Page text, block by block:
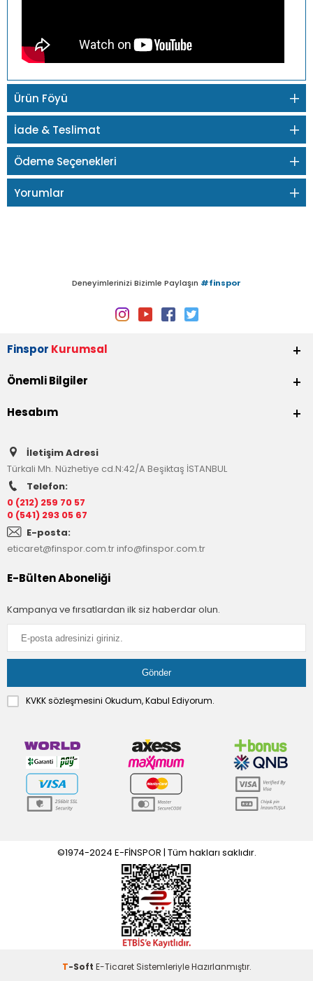
Ürün Föyü
İade & Teslimat
Ödeme Seçenekleri
Yorumlar
Deneyimlerinizi Bizimle Paylaşın #finspor
Finspor Kurumsal
Önemli Bilgiler
Hesabım
İletişim Adresi
Türkali Mh. Nüzhetiye cd.N:42/A Beşiktaş İSTANBUL
Telefon:
0 (212) 259 70 57
0 (541) 293 05 67
E-posta:
eticaret@finspor.com.trinfo@finspor.com.tr
E-Bülten Aboneliği
Kampanya ve fırsatlardan ilk siz haberdar olun.
KVKK sözleşmesini Okudum, Kabul Ediyorum.
©1974-2024 E-FİNSPOR | Tüm hakları saklıdır.
T-Soft E-TicaretSistemleriyle Hazırlanmıştır.